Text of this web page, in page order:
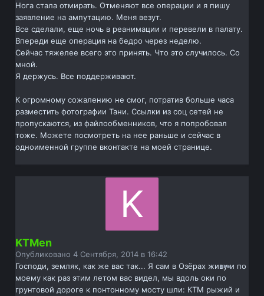
Нога стала отмирать. Отменяют все операции и я пишу
заявление на ампутацию. Меня везут.
Все сделали, еще ночь в реанимации и перевели в палату.
Впереди еще операция на бедро через неделю.
Сейчас тяжелее всего это принять. Что это случилось. Со
мной.
Я держусь. Все поддерживают.
К огромному сожалению не смог, потратив больше часа
разместить фотографии Тани. Ссылки из соц сетей не
пропускаются, из файлообменников, что я попробовал
тоже. Можете посмотреть на нее раньше и сейчас в
одноименной группе вконтакте на моей странице.
KTMen
Опубликовано4 Сентября, 2014 в 16:42
Господи, земляк, как же вас так... Я сам в Озёрах живу и по
моему как раз этим летом вас видел, мы вдоль оки по
грунтовой дороге к понтонному мосту шли: КТМ рыжий и